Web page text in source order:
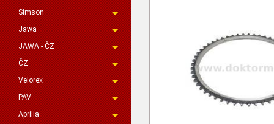
Simson
Jawa
JAWA - ČZ
ČZ
Velorex
PAV
Aprilia